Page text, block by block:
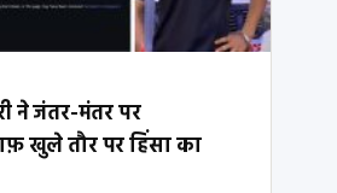
ने जंतर-मंतर पर
खुले तौर पर हिंसा का